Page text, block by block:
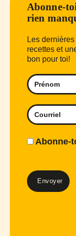
Abonne-
rien
Les
recettes et
bon pour toi!
Abonne-